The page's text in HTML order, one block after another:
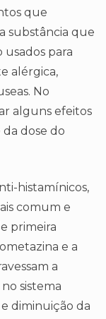
que
substância que
usados para
alérgica,
No
alguns efeitos
dose do
histamínicos,
comum e
primeira
e a
a
sistema
diminuição da